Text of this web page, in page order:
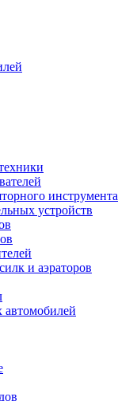
инструмента
устройств
и аэраторов
автомобилей